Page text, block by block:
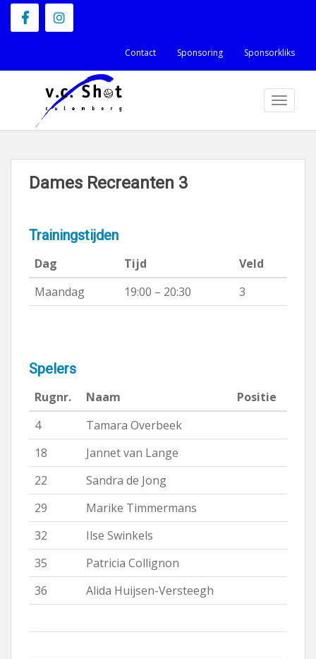
Contact Sponsoring Sponsorkliks
Dames Recreanten 3
Trainingstijden
Dag Tijd
Veld
Maandag
19:00 – 20:30 3
Spelers
Rugnr. Naam
Positie
4
Tamara Overbeek
18
Jannet van Lange
22
Sandra de Jong
29
Marike Timmermans
32
Ilse Swinkels
35
Patricia Collignon
36
Alida Huijsen-Versteegh